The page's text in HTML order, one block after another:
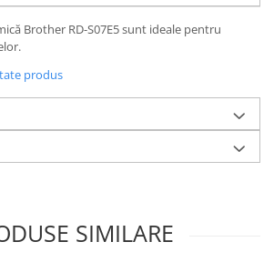
Brother RD-S07E5 sunt ideale pentru
produs
SIMILARE